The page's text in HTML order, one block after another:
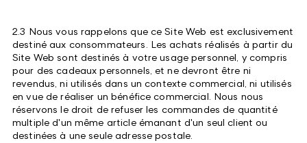
2.3 Nous vous rappelons que ce Site Web est exclusivement
destiné aux consommateurs. Les achats réalisés à partir du
Site Web sont destinés à votre usage personnel, y compris
pour des cadeaux personnels, et ne devront être ni
revendus, ni utilisés dans un contexte commercial, ni utilisés
en vue de réaliser un bénéfice commercial. Nous nous
réservons le droit de refuser les commandes de quantité
multiple d'un même article émanant d'un seul client ou
destinées à une seule adresse postale.